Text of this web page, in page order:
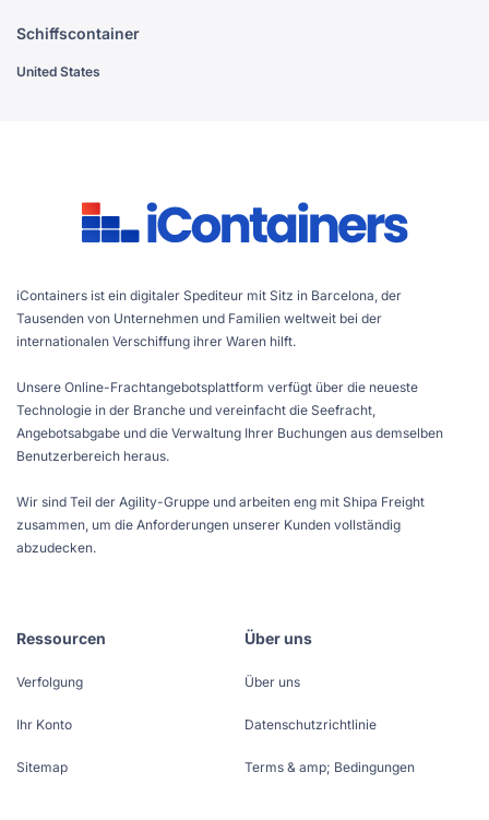
Schiffscontainer
United States
iContainers ist ein digitaler Spediteur mit Sitz in Barcelona, der
Tausenden von Unternehmen und Familien weltweit bei der
internationalen Verschiffung ihrer Waren hilft.
Unsere Online-Frachtangebotsplattform verfügt über die neueste
Technologie in der Branche und vereinfacht die Seefracht,
Angebotsabgabe und die Verwaltung Ihrer Buchungen aus demselben
Benutzerbereich heraus.
Wir sind Teil der Agility-Gruppe und arbeiten eng mit Shipa Freight
zusammen, um die Anforderungen unserer Kunden vollständig
abzudecken.
Ressourcen
Verfolgung
Ihr Konto
Sitemap
Über uns
Über uns
Datenschutzrichtlinie
Terms & amp; Bedingungen